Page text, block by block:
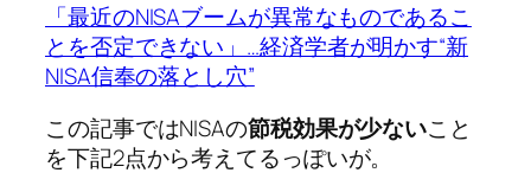
「最近のNISAブームが異常なものであるこ
とを否定できない」…経済学者が明かす“新
NISA信奉の落とし穴”
この記事ではNISAの節税効果が少ないこと
を下記2点から考えてるっぽいが。